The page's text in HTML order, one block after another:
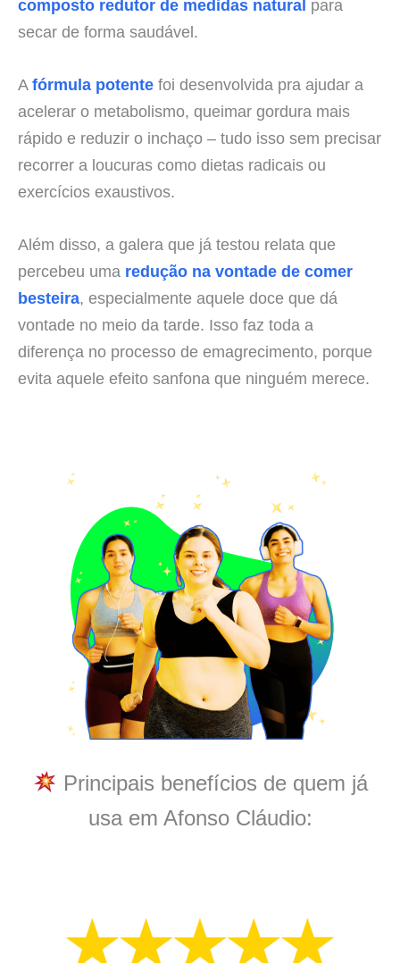
composto redutor de medidas natural para
secar de forma saudável.
Afórmula potente foi desenvolvida pra ajudar a
acelerar o metabolismo, queimar gordura mais
rápido e reduzir o inchaço – tudo isso sem precisar
recorrer a loucuras como dietas radicais ou
exercícios exaustivos.
Além disso, a galera que já testou relata que
percebeu uma redução na vontade de comer
besteira, especialmente aquele doce que dá
vontade no meio da tarde. Isso faz toda a
diferença no processo de emagrecimento, porque
evita aquele efeito sanfona que ninguém merece.
Principais benefícios de quem já
usa em Afonso Cláudio: